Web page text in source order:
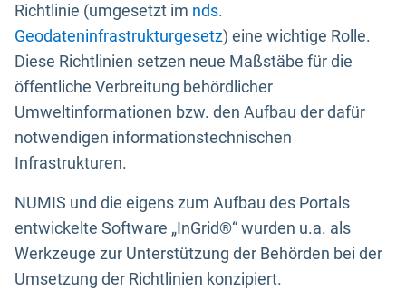
Richtlinie (umgesetzt im nds.
Geodateninfrastrukturgesetz) eine wichtige Rolle.
Diese Richtlinien setzen neue Maßstäbe für die
öffentliche Verbreitung behördlicher
Umweltinformationen bzw. den Aufbau der dafür
notwendigen informationstechnischen
Infrastrukturen.
NUMIS und die eigens zum Aufbau des Portals
entwickelte Software „InGrid®“ wurden u.a. als
Werkzeuge zur Unterstützung der Behörden bei der
Umsetzung der Richtlinien konzipiert.